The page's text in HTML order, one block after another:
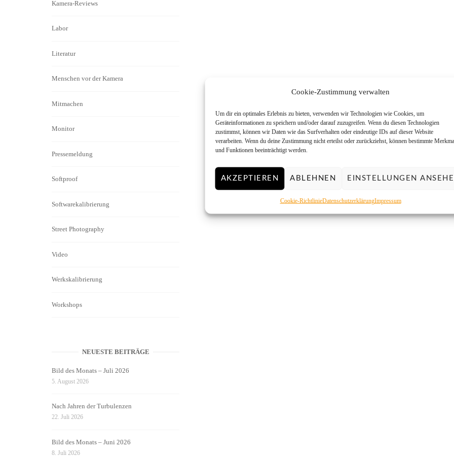
Cookie-Zustimmung verwalten
Um dir ein optimales Erlebnis zu bieten, verwenden wir Technologien wie Cookies, um
Geräteinformationen zu speichern und/oder darauf zuzugreifen. Wenn du diesen Technologien
zustimmst, können wir Daten wie das Surfverhalten oder eindeutige IDs auf dieser Website
verarbeiten. Wenn du deine Zustimmung nicht erteilst oder zurückziehst, können bestimmte
und Funktionen beeinträchtigt werden.
AKZEPTIEREN ABLEHNEN EINSTELLUNGEN
Cookie-RichtlinieDatenschutzerklärungImpressum
Kamera-Reviews
Labor
Literatur
Menschen vor der Kamera
Mitmachen
Monitor
Pressemeldung
Softproof
Softwarekalibrierung
Street Photography
Video
Werkskalibrierung
Workshops
NEUESTE BEITRÄGE
Bild des Monats – Juli 2026
5. August 2026
Nach Jahren der Turbulenzen
22. Juli 2026
Bild des Monats – Juni 2026
8. Juli 2026